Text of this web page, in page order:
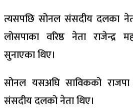
त्यसपछि सोनल संसदीय दलका
लोसपाका वरिष्ठ नेता राजेन्द्र
सुनाएका थिए।
सोनल यसअघि साविकको
संसदीय दलको नेता थिए।